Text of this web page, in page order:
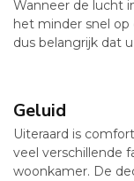
Wanneer de lucht
het minder snel op
dus belangrijk dat
Geluid
Uiteraard is
veel verschillende
woonkamer. De